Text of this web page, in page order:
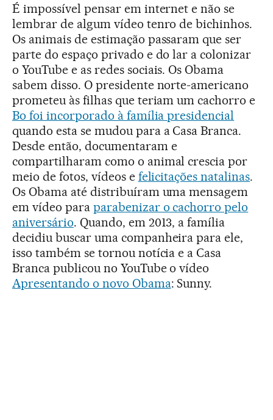
É impossível pensar em internet e não se
lembrar de algum vídeo tenro de bichinhos.
Os animais de estimação passaram que ser
parte do espaço privado e do lar a colonizar
o YouTube e as redes sociais. Os Obama
sabem disso. O presidente norte-americano
prometeu às filhas que teriam um cachorro e
Bo foi incorporado à família presidencial
quando esta se mudou para a Casa Branca.
Desde então, documentaram e
compartilharam como o animal crescia por
meio de fotos, vídeos e felicitações natalinas.
Os Obama até distribuíram uma mensagem
em vídeo para parabenizar o cachorro pelo
aniversário. Quando, em 2013, a família
decidiu buscar uma companheira para ele,
isso também se tornou notícia e a Casa
Branca publicou no YouTube o vídeo
Apresentando o novo Obama: Sunny.